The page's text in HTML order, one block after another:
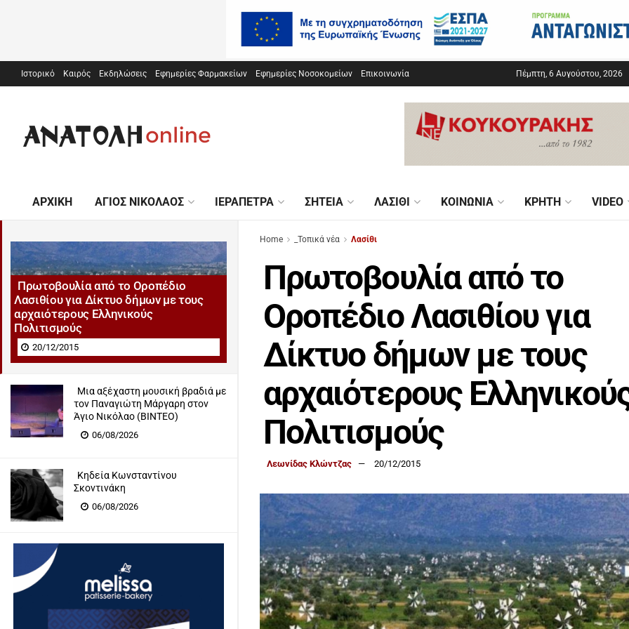
Πρωτοβουλία από το Οροπέδιο
Λασιθίου για Δίκτυο δήμων με τους
αρχαιότερους Ελληνικούς
Πολιτισμούς
20/12/2015
Μια αξέχαστη μουσική βραδιά με
τον Παναγιώτη Μάργαρη στον
Άγιο Νικόλαο (ΒΙΝΤΕΟ)
06/08/2026
Κηδεία Κωνσταντίνου
Σκοντινάκη
06/08/2026
Ιστορικό Καιρός Εκδηλώσεις Εφημερίες Φαρμακείων Εφημερίες Νοσοκομείων Επικοινωνία Πέμπτη, 6 Αυγούστου, 2026
ΑΡΧΙΚΉ ΆΓΙΟΣ ΝΙΚΌΛΑΟΣ ΙΕΡΆΠΕΤΡΑ ΣΗΤΕΊΑ ΛΑΣΊΘΙ ΚΟΙΝΩΝΊΑ ΚΡΉΤΗ VIDEO
Home _Τοπικά νέα Λασίθι
Πρωτοβουλία από το
Οροπέδιο Λασιθίου για
Δίκτυο δήμων με τους
αρχαιότερους
Πολιτισμούς
Λεωνίδας Κλώντζας 20/12/2015